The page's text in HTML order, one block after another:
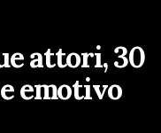
attori, 30
emotivo